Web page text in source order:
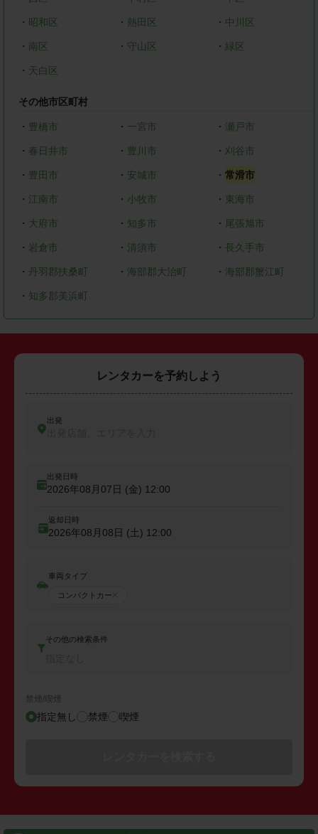
・ 昭和区 ・ 熱田区 ・ 中川区
・ 南区 ・ 守山区 ・ 緑区
・ 天白区
その他市区町村
・ 豊橋市 ・ 一宮市 ・瀬戸市
・ 春日井市 ・ 豊川市 ・ 刈谷市
・ 豊田市 ・ 安城市 ・常滑市
・ 江南市 ・ 小牧市 ・ 東海市
・ 大府市 ・ 知多市 ・ 尾張旭市
・ 岩倉市 ・ 清須市 ・ 長久手市
・ 丹羽郡扶桑町 ・ 海部郡大治町 ・ 海部郡蟹江町
・ 知多郡美浜町
レンタカーを予約しよう
出発
出発日時
2026年08月07日 (金) 12:00
返却日時
2026年08月08日 (土) 12:00
車両タイプ
コンパクトカー
その他の検索条件
禁煙/喫煙
指定無し 禁煙 喫煙